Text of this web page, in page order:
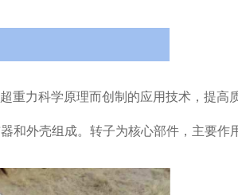
力科学原理而创制的应用技术，提高
外壳组成。转子为核心部件，主要作